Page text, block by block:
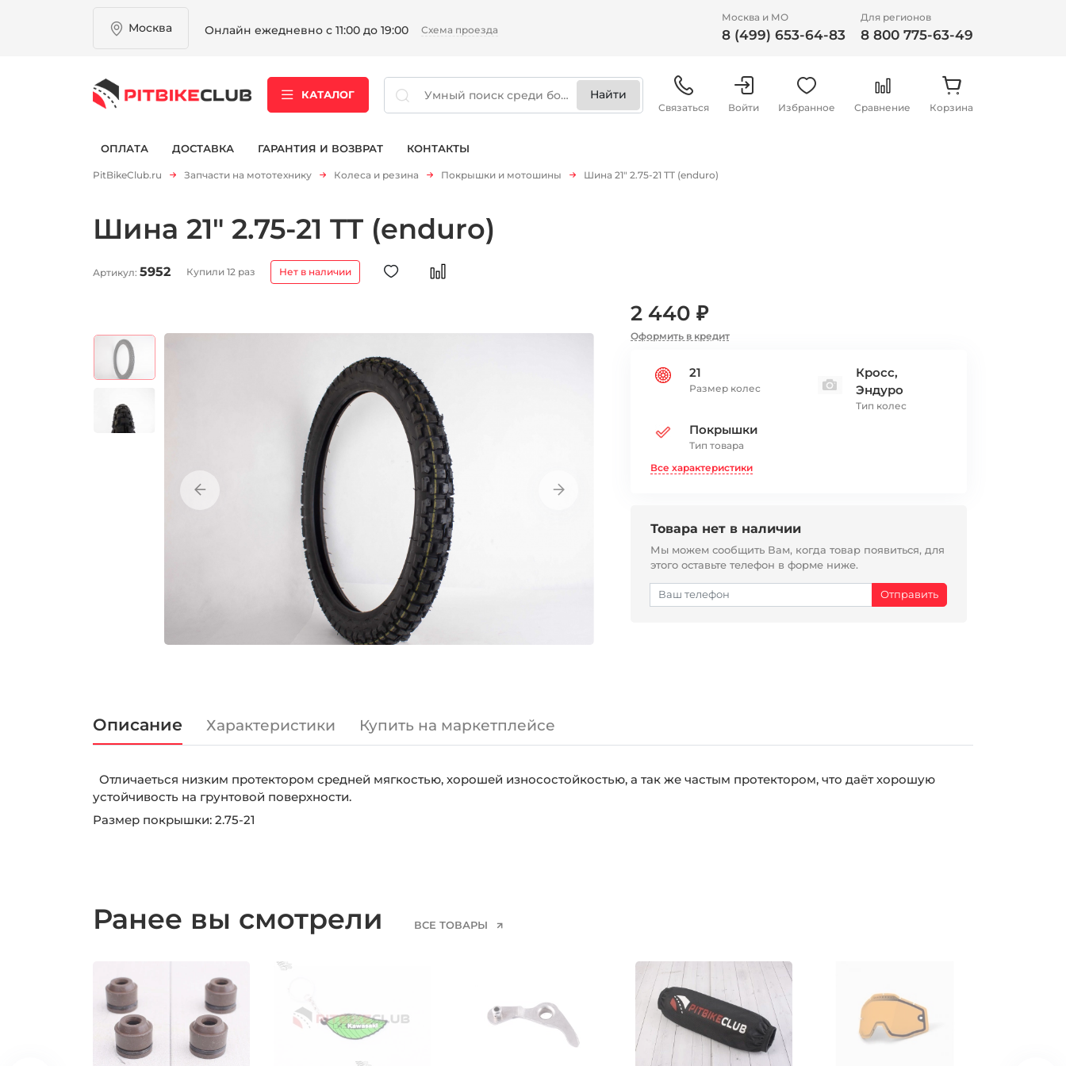
Москва Онлайн ежедневно с 11:00 до 19:00 Схема проезда
Москва и МО
8 (499) 653-64-83
Для регионов
8 800 775-63-49
КАТАЛОГ
Связаться Войти Избранное Сравнение Корзина
ОПЛАТА ДОСТАВКА ГАРАНТИЯ И ВОЗВРАТ КОНТАКТЫ
PitBikeClub.ru Запчасти на мототехнику Колеса и резина Покрышки и мотошины Шина 21" 2.75-21 TT (enduro)
Шина 21" 2.75-21 TT (enduro)
Артикул: 5952 Купили 12 раз Нет в наличии
2 440 ₽
Оформить в кредит
21
Размер колес
Кросс,
Эндуро
Тип колес
Покрышки
Тип товара
Все характеристики
Товара нет в наличии
Мы можем сообщить Вам, когда товар появиться, для
этого оставьте телефон в форме ниже.
Описание Характеристики Купить на маркетплейсе
Отличаеться низким протектором средней мягкостью, хорошей износостойкостью, а так же частым протектором, что даёт хорошую
устойчивость на грунтовой поверхности.
Размер покрышки: 2.75-21
Ранее вы смотрели ВСЕ ТОВАРЫ